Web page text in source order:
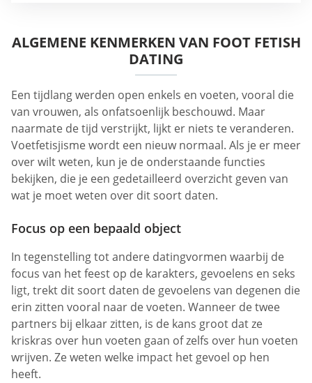
ALGEMENE KENMERKEN VAN FOOT FETISH
DATING
Een tijdlang werden open enkels en voeten, vooral die
van vrouwen, als onfatsoenlijk beschouwd. Maar
naarmate de tijd verstrijkt, lijkt er niets te veranderen.
Voetfetisjisme wordt een nieuw normaal. Als je er meer
over wilt weten, kun je de onderstaande functies
bekijken, die je een gedetailleerd overzicht geven van
wat je moet weten over dit soort daten.
Focus op een bepaald object
In tegenstelling tot andere datingvormen waarbij de
focus van het feest op de karakters, gevoelens en seks
ligt, trekt dit soort daten de gevoelens van degenen die
erin zitten vooral naar de voeten. Wanneer de twee
partners bij elkaar zitten, is de kans groot dat ze
kriskras over hun voeten gaan of zelfs over hun voeten
wrijven. Ze weten welke impact het gevoel op hen
heeft.